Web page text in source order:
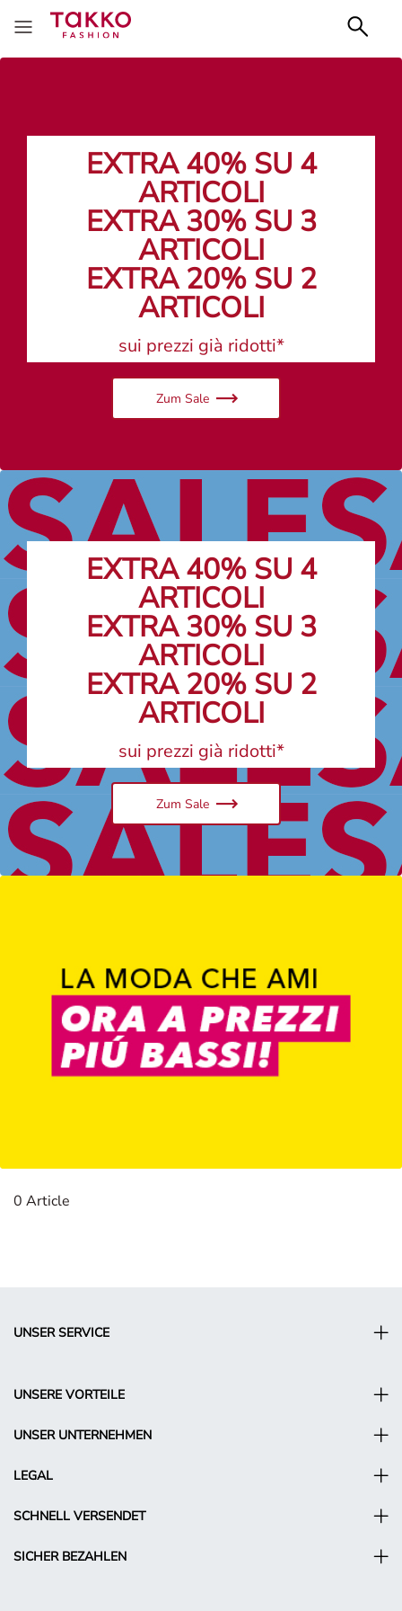
EXTRA 40% SU 4
ARTICOLI
EXTRA 30% SU 3
ARTICOLI
EXTRA 20% SU 2
ARTICOLI
sui prezzi già ridotti*
Zum Sale
EXTRA 40% SU 4
ARTICOLI
EXTRA 30% SU 3
ARTICOLI
EXTRA 20% SU 2
ARTICOLI
sui prezzi già ridotti*
Zum Sale
0 Article
UNSER SERVICE
UNSERE VORTEILE
UNSER UNTERNEHMEN
LEGAL
SCHNELL VERSENDET
SICHER BEZAHLEN